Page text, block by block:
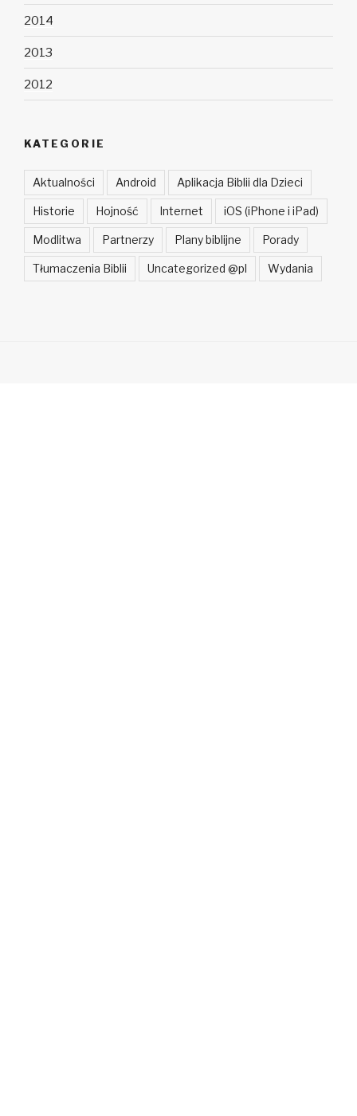
2014
2013
2012
KATEGORIE
Aktualności Android Aplikacja Biblii dla Dzieci
Historie Hojność Internet iOS (iPhone i iPad)
Modlitwa Partnerzy Plany biblijne Porady
Tłumaczenia Biblii Uncategorized @pl Wydania